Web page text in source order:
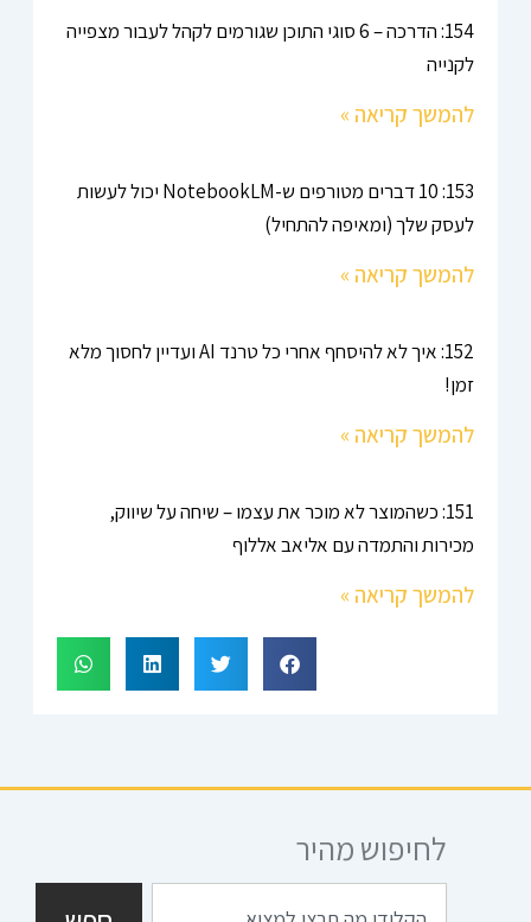
154: הדרכה – 6 סוגי התוכן שגורמים לקהל לעבור מצפייה
לקנייה
להמשך קריאה »
153: 10 דברים מטורפים ש-NotebookLM יכול לעשות
לעסק שלך (ומאיפה להתחיל)
להמשך קריאה »
152: איך לא להיסחף אחרי כל טרנד AI ועדיין לחסוך מלא
זמן!
להמשך קריאה »
151: כשהמוצר לא מוכר את עצמו – שיחה על שיווק,
מכירות והתמדה עם אליאב אללוף
להמשך קריאה »
לחיפוש מהיר